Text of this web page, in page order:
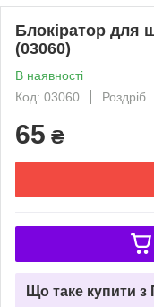
Блокіратор для
(03060)
В наявності
Код: 03060
Роздріб
65 ₴
Що таке купити